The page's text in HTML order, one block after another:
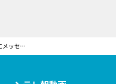
自由にメッセージが入れられる！新「クレヨンしんちゃん」LINE公式スタンプ登場